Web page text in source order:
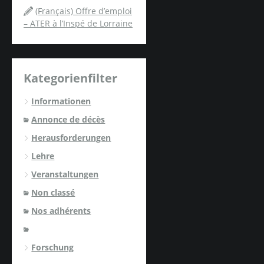
(Français) Offre d’emploi
– ATER à l’Inspé de Lorraine
Kategorienfilter
Informationen
Annonce de décès
Herausforderungen
Lehre
Veranstaltungen
Non classé
Nos adhérents
Forschung